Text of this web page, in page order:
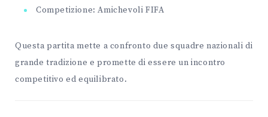
Competizione: Amichevoli FIFA
Questa partita mette a confronto due squadre nazionali di
grande tradizione e promette di essere un incontro
competitivo ed equilibrato.